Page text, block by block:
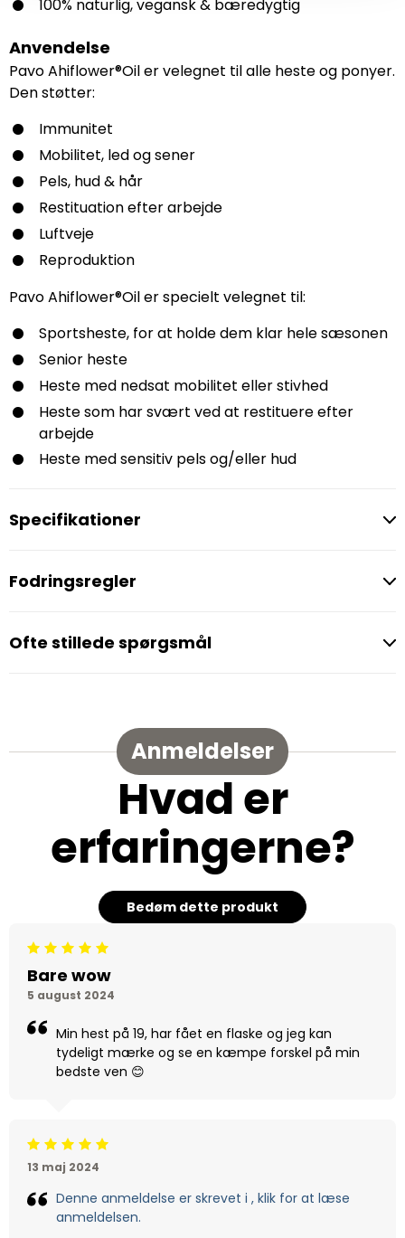
100% naturlig, vegansk & bæredygtig
Anvendelse
Pavo Ahiflower®Oil er velegnet til alle heste og ponyer.
Den støtter:
Immunitet
Mobilitet, led og sener
Pels, hud & hår
Restituation efter arbejde
Luftveje
Reproduktion
Pavo Ahiflower®Oil er specielt velegnet til:
Sportsheste, for at holde dem klar hele sæsonen
Senior heste
Heste med nedsat mobilitet eller stivhed
Heste som har svært ved at restituere efter
arbejde
Heste med sensitiv pels og/eller hud
Specifikationer
Fodringsregler
Ofte stillede spørgsmål
Anmeldelser
Hvad er
erfaringerne?
Bedøm dette produkt
Beoordeling: 5/5
Bare wow
5 august 2024
Min hest på 19, har fået en flaske og jeg kan
tydeligt mærke og se en kæmpe forskel på min
bedste ven 😊
Beoordeling: 5/5
13 maj 2024
Denne anmeldelse er skrevet i , klik for at læse
anmeldelsen.